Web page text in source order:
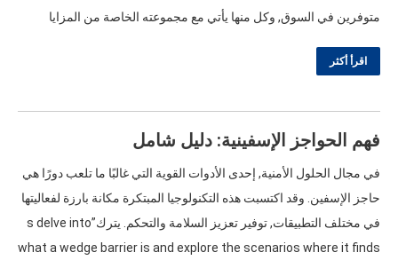
متوفرين في السوق, وكل منها يأتي مع مجموعته الخاصة من المزايا
الحواجز الكهربائية…
اقرأ أكثر
فهم الحواجز الإسفينية: دليل شامل
في مجال الحلول الأمنية, إحدى الأدوات القوية التي غالبًا ما تلعب دورًا هي
حاجز الإسفين. وقد اكتسبت هذه التكنولوجيا المبتكرة مكانة بارزة لفعاليتها
في مختلف التطبيقات, توفير تعزيز السلامة والتحكم. يترك”s delve into
what a wedge barrier is and explore the scenarios where it finds